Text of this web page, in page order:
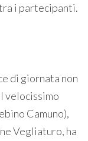
i partecipanti.
di giornata non
velocissimo
Camuno),
Vegliaturo, ha